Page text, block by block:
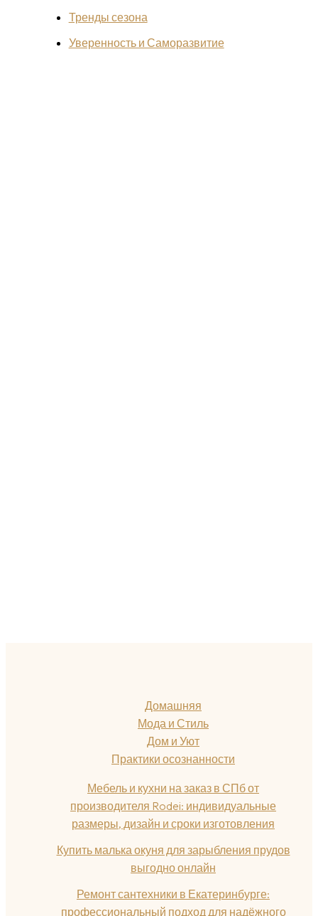
Тренды сезона
Уверенность и Саморазвитие
Домашняя
Мода и Стиль
Дом и Уют
Практики осознанности
Мебель и кухни на заказ в СПб от
производителя Rodei: индивидуальные
размеры, дизайн и сроки изготовления
Купить малька окуня для зарыбления прудов
выгодно онлайн
Ремонт сантехники в Екатеринбурге:
профессиональный подход для надёжного